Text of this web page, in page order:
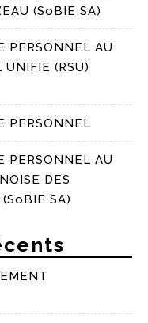
(SoBIE SA)
PERSONNEL AU
UNIFIE (RSU)
PERSONNEL
PERSONNEL AU
DES
(SoBIE SA)